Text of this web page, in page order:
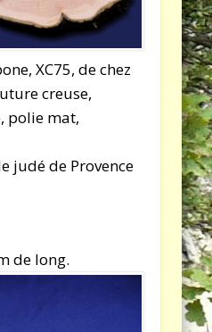
XC75, de chez
creuse,
polie mat,
judé de Provence
de long.